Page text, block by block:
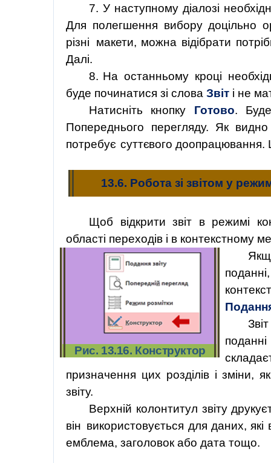
7. У наступному діалозі
Для полегшення вибору доцільно
різні
макети, можна відібрати
Далі.
8. На останньому кроці
буде починатися зі словаЗвіт і не
Натисніть кнопку Готово.
Попереднього перегляду. Як видно
потребує суттєвого доопрацювання.
13.6. Робота зі звітом у
Щоб відкрити звіт в режимі
області переходів і в контекстному
Рис. 13.16. Конструктор
Звіт
призначення цих розділів і зміни,
звіту.
Верхній колонтитул звіту
він використовується для даних, які
емблема, заголовок або дата тощо.